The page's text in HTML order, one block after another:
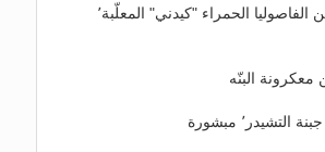
1 صفيحة أو 400 غ من الفاصوليا الحمراء "كيدني" المعلّبة٬